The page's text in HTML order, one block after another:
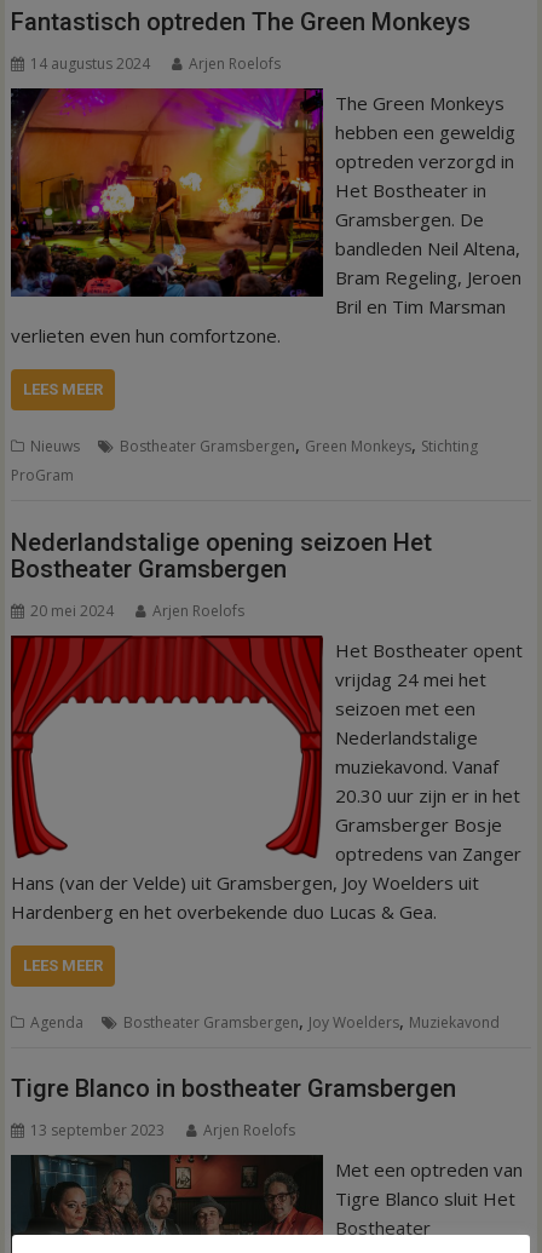
Fantastisch optreden The Green Monkeys
14 augustus 2024 Arjen Roelofs
The Green Monkeys
hebben een geweldig
optreden verzorgd in
Het Bostheater in
Gramsbergen. De
bandleden Neil Altena,
Bram Regeling, Jeroen
Bril en Tim Marsman
verlieten even hun comfortzone.
LEES MEER
Nieuws Bostheater Gramsbergen, Green Monkeys, Stichting
ProGram
Nederlandstalige opening seizoen Het
Bostheater Gramsbergen
20 mei 2024 Arjen Roelofs
Het Bostheater opent
vrijdag 24 mei het
seizoen met een
Nederlandstalige
muziekavond. Vanaf
20.30 uur zijn er in het
Gramsberger Bosje
optredens van Zanger
Hans (van der Velde) uit Gramsbergen, Joy Woelders uit
Hardenberg en het overbekende duo Lucas & Gea.
LEES MEER
Agenda Bostheater Gramsbergen, Joy Woelders, Muziekavond
Tigre Blanco in bostheater Gramsbergen
13 september 2023 Arjen Roelofs
Met een optreden van
Tigre Blanco sluit Het
Bostheater